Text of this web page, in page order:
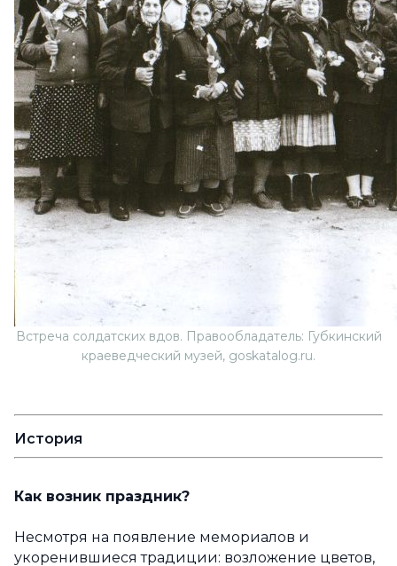
Встреча солдатских вдов. Правообладатель: Губкинский
краеведческий музей, goskatalog.ru.
История
Как возник праздник?
Несмотря на появление мемориалов и
укоренившиеся традиции: возложение цветов,